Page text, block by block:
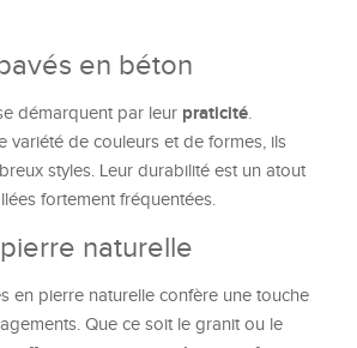
en béton
démarquent par leur praticité.
variété de couleurs et de formes, ils
styles. Leur durabilité est un atout
fortement fréquentées.
naturelle
en pierre naturelle confère une touche
Que ce soit le granit ou le